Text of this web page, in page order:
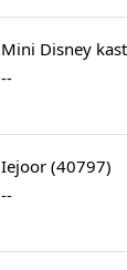
Mini Disney
--
Iejoor (40797)
--